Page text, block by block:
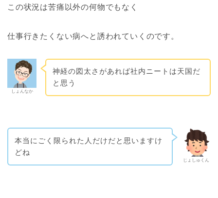
この状況は苦痛以外の何物でもなく
仕事行きたくない病へと誘われていくのです。
しょんなか
神経の図太さがあれば社内ニートは天国だ
と思う
じょしゅくん
本当にごく限られた人だけだと思いますけ
どね